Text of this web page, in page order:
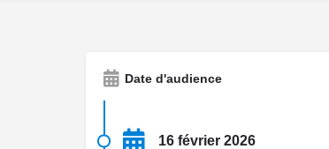
Date d'audience
16 février 2026